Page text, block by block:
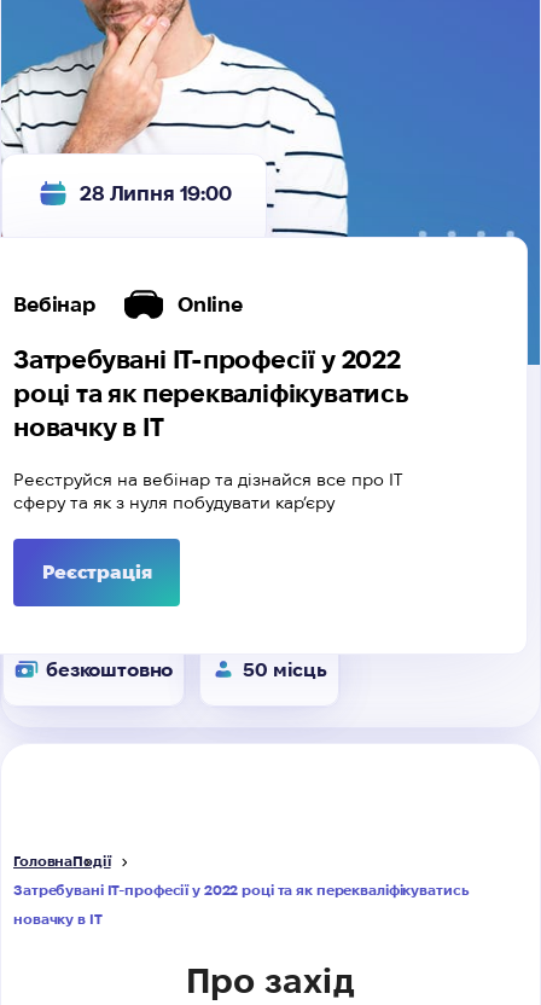
Вебінар Online
Затребувані ІТ-професії у 2022
році та як перекваліфікуватись
новачку в ІТ
Реєструйся на вебінар та дізнайся все про ІТ
сферу та як з нуля побудувати кар’єру
Реєстрація
безкоштовно 50 місць
28 Липня 19:00
ГоловнаПодії
Затребувані ІТ-професії у 2022 році та як перекваліфікуватись
новачку в ІТ
Про захід